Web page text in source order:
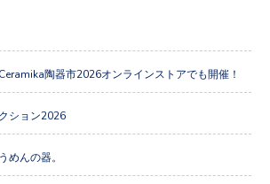
陶器市2026オンラインストアでも開催！
ション2026
めんの器。